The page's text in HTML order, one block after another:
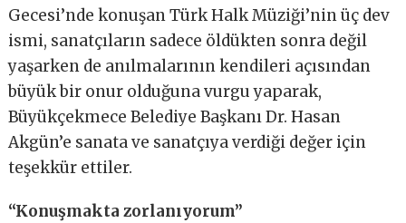
Gecesi’nde konuşan Türk Halk Müziği’nin üç dev
ismi, sanatçıların sadece öldükten sonra değil
yaşarken de anılmalarının kendileri açısından
büyük bir onur olduğuna vurgu yaparak,
Büyükçekmece Belediye Başkanı Dr. Hasan
Akgün’e sanata ve sanatçıya verdiği değer için
teşekkür ettiler.
“Konuşmakta zorlanıyorum”